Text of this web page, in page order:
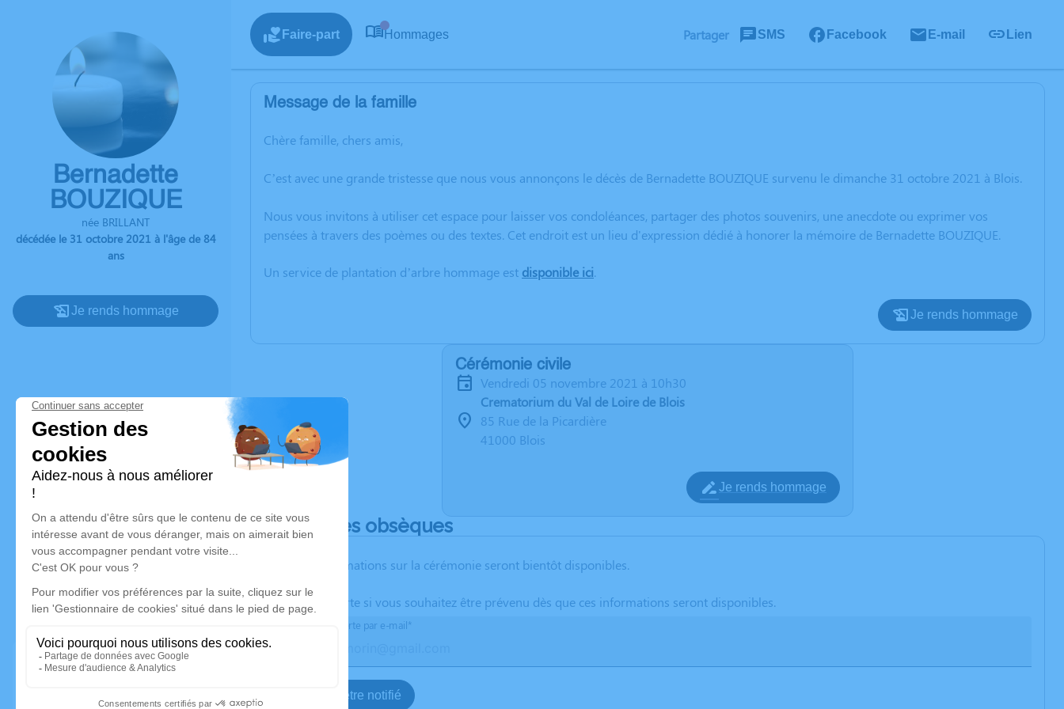
Bernadette
BOUZIQUE
née BRILLANT
décédée le 31 octobre 2021 à l'âge de 84
ans
Je rends hommage
Faire-part Hommages Partager SMS Facebook E-mail Lien
Message de la famille
Chère famille, chers amis,
C’est avec une grande tristesse que nous vous annonçons le décès de Bernadette BOUZIQUE survenu le dimanche 31 octobre 2021 à Blois.
Nous vous invitons à utiliser cet espace pour laisser vos condoléances, partager des photos souvenirs, une anecdote ou exprimer vos
pensées à travers des poèmes ou des textes. Cet endroit est un lieu d'expression dédié à honorer la mémoire de Bernadette BOUZIQUE.
Un service de plantation d’arbre hommage est disponible ici.
Je rends hommage
Cérémonie civile
vendredi 05 novembre 2021 à 10h30
Crematorium du Val de Loire de Blois
85 Rue de la Picardière
41000 Blois
Je rends hommage
Déroulé des obsèques
Les informations sur la cérémonie seront bientôt disponibles.
Activez une alerte si vous souhaitez être prévenu dès que ces informations seront disponibles.
Recevoir une alerte par e-mail*
Je veux être notifié